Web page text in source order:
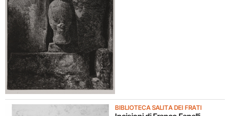
BIBLIOTECA SALITA DEI FRATI